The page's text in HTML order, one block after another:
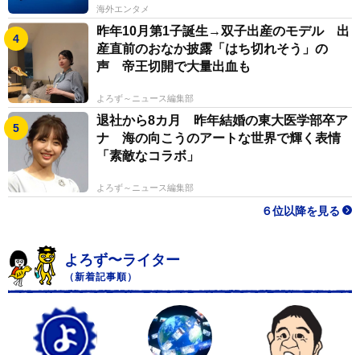
海外エンタメ
昨年10月第1子誕生→双子出産のモデル 出
産直前のおなか披露「はち切れそう」の
声 帝王切開で大量出血も
よろず～ニュース編集部
退社から8カ月 昨年結婚の東大医学部卒ア
ナ 海の向こうのアートな世界で輝く表情
「素敵なコラボ」
よろず～ニュース編集部
６位以降を見る
よろず〜ライター
（新着記事順）